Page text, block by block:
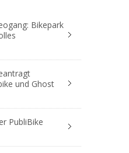
Bikepark
und Ghost
PubliBike